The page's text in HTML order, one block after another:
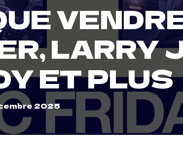
LARRY
ET PLUS
2025